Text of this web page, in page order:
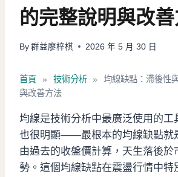
的完整說明與改
By 群益廖梓棋 2026 年 5 月 30 日
首頁 » 技術分析 »
均線缺點：滯後性
與改善方法
均線是技術分析中最廣泛使用的工
也很明顯——最根本的均線缺點就
由過去的收盤價計算，天生落後於
勢。這個均線缺點在震盪行情中特